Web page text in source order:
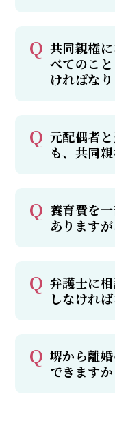
共同親権
べてのこ
ければな
元配偶者
も、共同
養育費を
あります
弁護士に
しなけれ
堺から離
できますか